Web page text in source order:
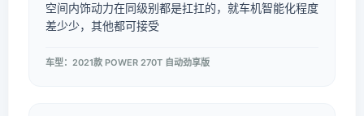
空间内饰动力在同级别都是扛扛的，就车机智能化程度
差少少，其他都可接受
车型：2021款 POWER 270T 自动劲享版